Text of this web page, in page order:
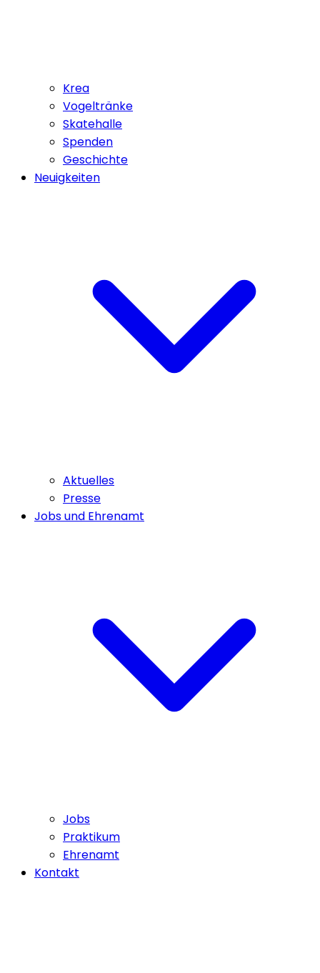
Krea
Vogeltränke
Skatehalle
Spenden
Geschichte
Neuigkeiten
Aktuelles
Presse
Jobs und Ehrenamt
Jobs
Praktikum
Ehrenamt
Kontakt